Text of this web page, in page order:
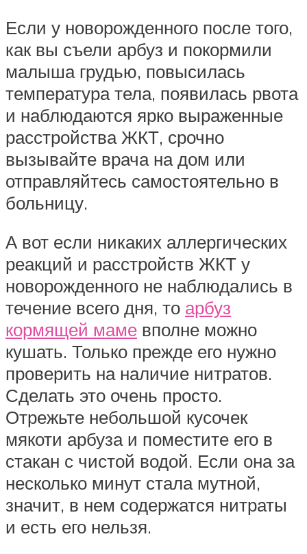
Если у новорожденного после того,
как вы съели арбуз и покормили
малыша грудью, повысилась
температура тела, появилась рвота
и наблюдаются ярко выраженные
расстройства ЖКТ, срочно
вызывайте врача на дом или
отправляйтесь самостоятельно в
больницу.
А вот если никаких аллергических
реакций и расстройств ЖКТ у
новорожденного не наблюдались в
течение всего дня, то арбуз
кормящей маме вполне можно
кушать. Только прежде его нужно
проверить на наличие нитратов.
Сделать это очень просто.
Отрежьте небольшой кусочек
мякоти арбуза и поместите его в
стакан с чистой водой. Если она за
несколько минут стала мутной,
значит, в нем содержатся нитраты
и есть его нельзя.